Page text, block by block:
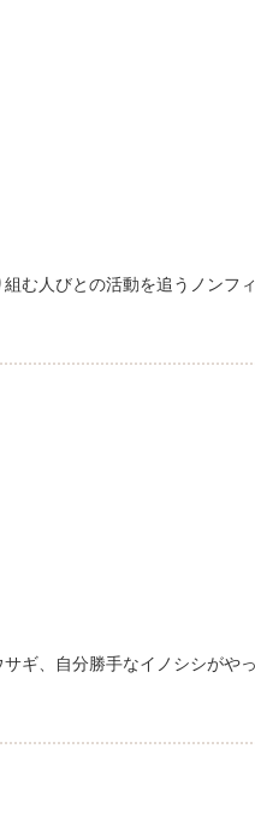
む人びとの活動を追うノンフ
ギ、自分勝手なイノシシがや